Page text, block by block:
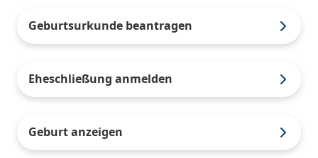
Geburtsurkunde beantragen
Eheschließung anmelden
Geburt anzeigen